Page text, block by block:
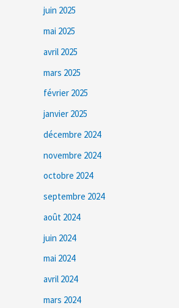
juin 2025
mai 2025
avril 2025
mars 2025
février 2025
janvier 2025
décembre 2024
novembre 2024
octobre 2024
septembre 2024
août 2024
juin 2024
mai 2024
avril 2024
mars 2024